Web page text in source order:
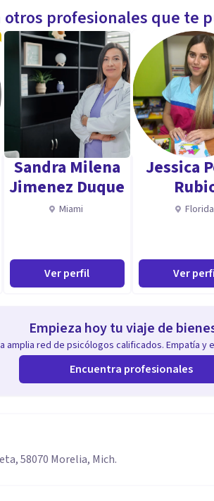
otros profesionales que te
Sandra Milena
Jimenez Duque
Miami
Ver perfil
Jessica
Florida
Ver
Empieza hoy tu viaje de
amplia red de psicólogos calificados. Empatía y
Encuentra profesionales
58070 Morelia, Mich.